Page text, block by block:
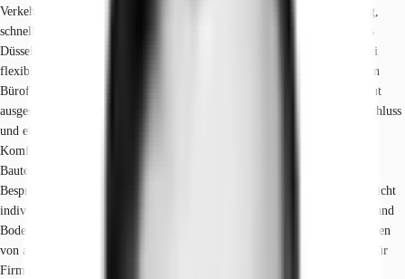
Verkehrsanbindung mit mehreren ÖPNV-Optionen in direkter Umgebung,
schnellem Zugang zur Autobahn und guter Erreichbarkeit des Flughafens
Düsseldorf. Die Gesamtnutzfläche von ca. 13.500 m² verteilt sich auf drei
flexible Bauteile, die kleinteilig ab 525 m² vermietbar sind. Die modernen
Büroflächen bieten eine lichte Höhe von ca. 3,00 m und sind technisch gut
ausgestattet mit Heiz-/Kühldecken, WLAN-System, Glasfaserinternetanschluss
und einer Hybridfassade mit raumhoher Verglasung und Sonnenschutz.
Komfort wird durch Tiefgaragenstellplätze und Personenaufzüge in allen
Bauteilen gewährleistet. Zusätzliche Annehmlichkeiten umfassen
Besprechungsräume und eine Cafeteria mit Küche. Die Immobilie ermöglicht
individuelle Gestaltungsmöglichkeiten bei Anstrichen, Sanitärausstattung und
Bodenbelägen. Der repräsentative Standort in einem Bürozentrum, umgeben
von anderen großen Unternehmen, macht das Objekt besonders attraktiv für
Firmen, die eine moderne, flexible und gut angebundene Bürofläche in